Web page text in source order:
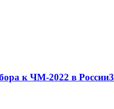
к ЧМ-2022 в России3